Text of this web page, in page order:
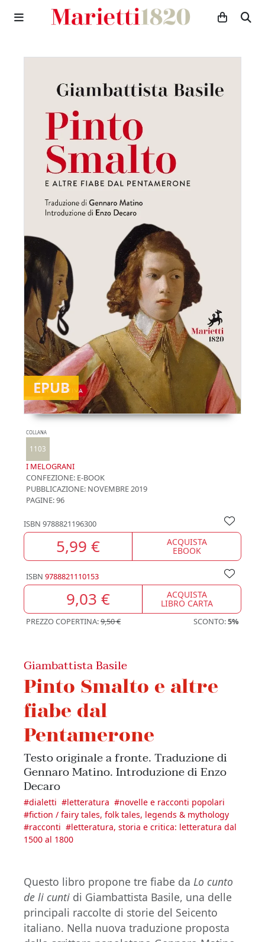
EPUB
COLLANA
1103
I MELOGRANI
CONFEZIONE: E-BOOK
PUBBLICAZIONE: NOVEMBRE 2019
PAGINE: 96
ISBN 9788821196300
5,99 € ACQUISTA
EBOOK
ISBN 9788821110153
9,03 € ACQUISTA
LIBRO CARTA
PREZZO COPERTINA:9,50 € SCONTO:5%
Giambattista Basile
Pinto Smalto e altre
fiabe dal
Pentamerone
Testo originale a fronte. Traduzione di
Gennaro Matino. Introduzione di Enzo
Decaro
#dialetti #letteratura #novelle e racconti popolari
#fiction / fairy tales, folk tales, legends & mythology
#racconti #letteratura, storia e critica: letteratura dal
1500 al 1800
Questo libro propone tre fiabe da Lo cunto
de li cunti di Giambattista Basile, una delle
principali raccolte di storie del Seicento
italiano. Nella nuova traduzione proposta